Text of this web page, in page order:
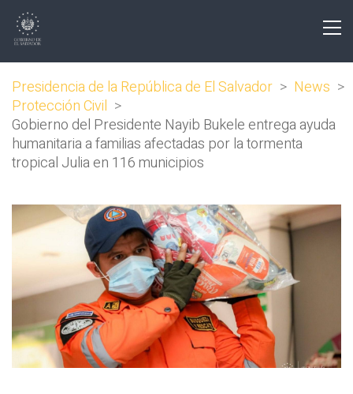
Presidencia de la República de El Salvador > News >
Protección Civil >
Gobierno del Presidente Nayib Bukele entrega ayuda
humanitaria a familias afectadas por la tormenta
tropical Julia en 116 municipios